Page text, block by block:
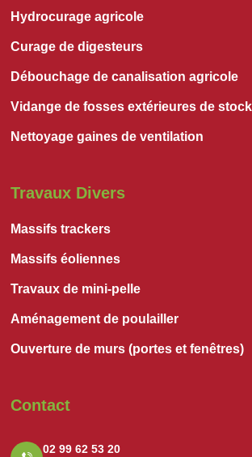
Hydrocurage agricole
Curage de digesteurs
Débouchage de canalisation agricole
Vidange de fosses extérieures de
Nettoyage gaines de ventilation
Travaux Divers
Massifs trackers
Massifs éoliennes
Travaux de mini-pelle
Aménagement de poulailler
Ouverture de murs (portes et fenêtres)
Contact
02 99 62 53 20